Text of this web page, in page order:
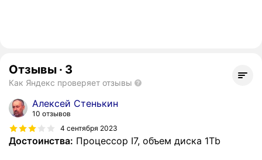
Отзывы · 3
Как Яндекс проверяет отзывы
Алексей Стенькин
10 отзывов
4 сентября 2023
Достоинства: Процессор I7, объем диска 1Tb